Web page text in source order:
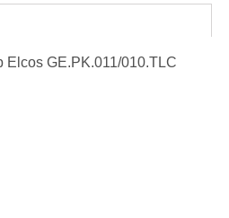
Elcos GE.PK.011/010.TLC